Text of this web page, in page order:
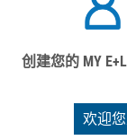
创建您的 MY
欢迎